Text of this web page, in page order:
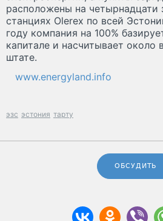
расположены на четырнадцати
станциях Olerex по всей
году компания на 100%
капитале и насчитывает около
штате.
www.energyland.info
эзс эстония тарту
ОБСУДИТЬ